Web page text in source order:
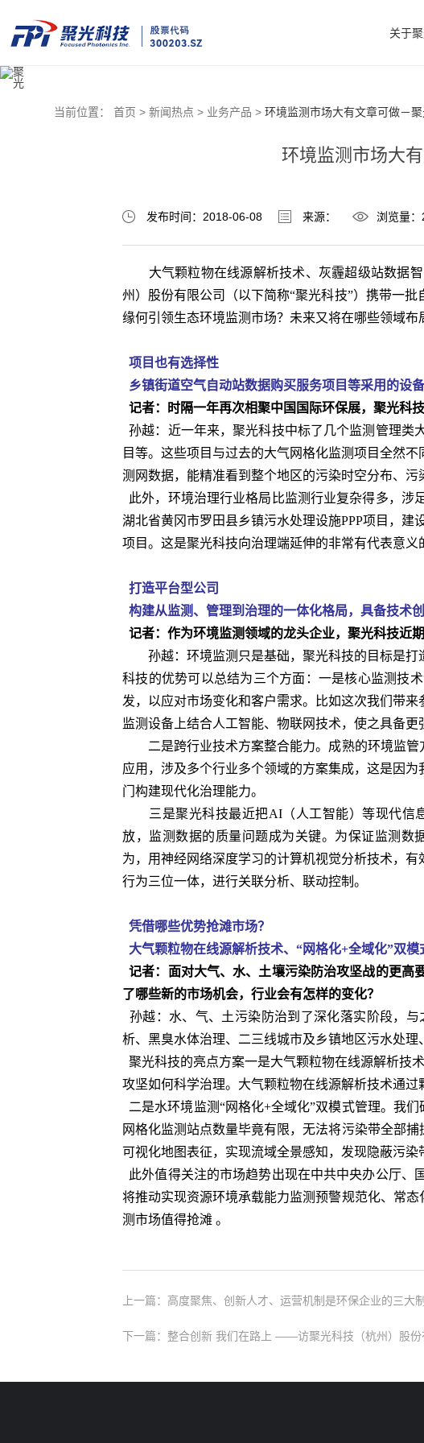
关于
当前位置： 首页 > 新闻热点 > 业务产品 > 环境监测市场大有文章可做－
环境监测市场大
发布时间：2018-06-08 来源： 浏览量
大气颗粒物在线源解析技术、灰霾超级站数据智
州）股份有限公司（以下简称“聚光科技”）携带一
缘何引领生态环境监测市场？未来又将在哪些领域
项目也有选择性
乡镇街道空气自动站数据购买服务项目等采用的
记者：时隔一年再次相聚中国国际环保展，聚光科
孙越：近一年来，聚光科技中标了几个监测管理类
目等。这些项目与过去的大气网格化监测项目全然
测网数据，能精准看到整个地区的污染时空分布、
此外，环境治理行业格局比监测行业复杂得多，涉
湖北省黄冈市罗田县乡镇污水处理设施PPP项目，
项目。这是聚光科技向治理端延伸的非常有代表意
打造平台型公司
构建从监测、管理到治理的一体化格局，具备技术
记者：作为环境监测领域的龙头企业，聚光科技近
孙越：环境监测只是基础，聚光科技的目标是打
科技的优势可以总结为三个方面：一是核心监测技
发，以应对市场变化和客户需求。比如这次我们带
监测设备上结合人工智能、物联网技术，使之具备
二是跨行业技术方案整合能力。成熟的环境监管
应用，涉及多个行业多个领域的方案集成，这是因
门构建现代化治理能力。
三是聚光科技最近把AI（人工智能）等现代信息
放，监测数据的质量问题成为关键。为保证监测数
为，用神经网络深度学习的计算机视觉分析技术，
行为三位一体，进行关联分析、联动控制。
凭借哪些优势抢滩市场？
大气颗粒物在线源解析技术、“网格化+全域化”双模
记者：面对大气、水、土壤污染防治攻坚战的更高
了哪些新的市场机会，行业会有怎样的变化？
孙越：水、气、土污染防治到了深化落实阶段，
析、黑臭水体治理、二三线城市及乡镇地区污水处理
聚光科技的亮点方案一是大气颗粒物在线源解析技
攻坚如何科学治理。大气颗粒物在线源解析技术通过
二是水环境监测“网格化+全域化”双模式管理。我
网格化监测站点数量毕竟有限，无法将污染带全部
可视化地图表征，实现流域全景感知，发现隐蔽污染
此外值得关注的市场趋势出现在中共中央办公厅、
将推动实现资源环境承载能力监测预警规范化、常
测市场值得抢滩 。
上一篇：高度聚焦、创新人才、运营机制是环保企业的三大
下一篇：整合创新 我们在路上 ——访聚光科技（杭州）股份